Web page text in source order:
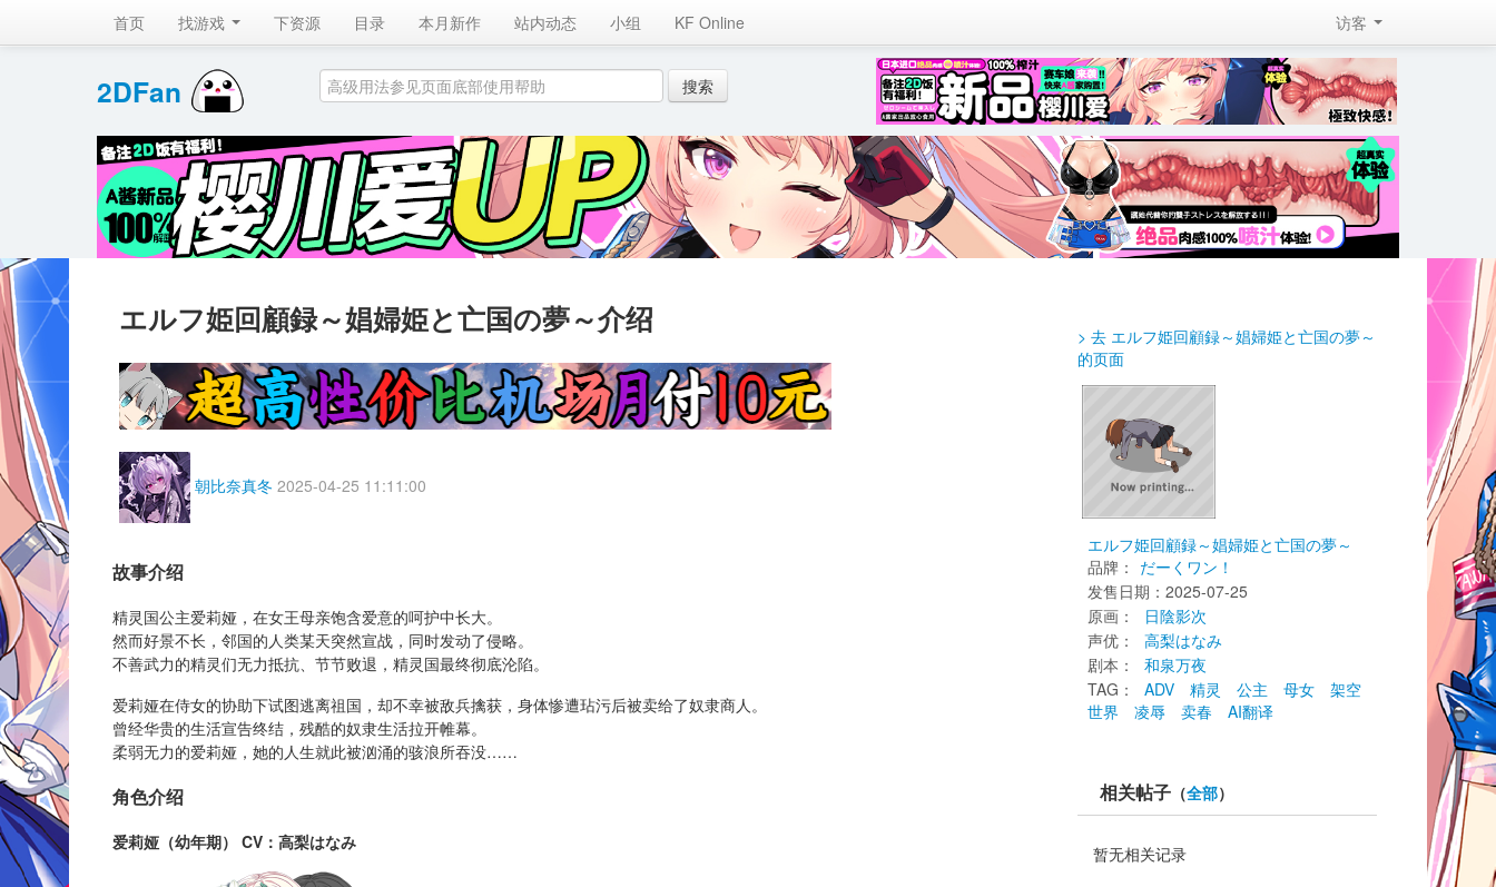
访客
首页 找游戏 下资源 目录 本月新作 站内动态 小组 KF Online
2DFan
エルフ姫回顧録～娼婦姫と亡国の夢～介绍
朝比奈真冬 2025-04-25 11:11:00
故事介绍
精灵国公主爱莉娅，在女王母亲饱含爱意的呵护中长大。
然而好景不长，邻国的人类某天突然宣战，同时发动了侵略。
不善武力的精灵们无力抵抗、节节败退，精灵国最终彻底沦陷。
爱莉娅在侍女的协助下试图逃离祖国，却不幸被敌兵擒获，身体惨遭玷污后被卖给了奴隶商人。
曾经华贵的生活宣告终结，残酷的奴隶生活拉开帷幕。
柔弱无力的爱莉娅，她的人生就此被汹涌的骇浪所吞没……
角色介绍
爱莉娅（幼年期） CV：高梨はなみ
> 去 エルフ姫回顧録～娼婦姫と亡国の夢～
的页面
エルフ姫回顧録～娼婦姫と亡国の夢～
品牌： だーくワン！
发售日期：2025-07-25
原画：
日陰影次
声优：
高梨はなみ
剧本：
和泉万夜
TAG：
ADV 精灵 公主 母女
架空
世界
凌辱 卖春 AI翻译
相关帖子 （全部）
暂无相关记录